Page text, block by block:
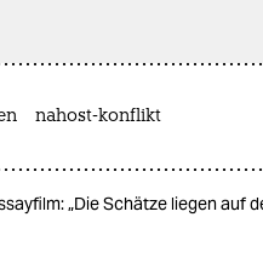
nahost-konflikt
„Die Schätze liegen auf